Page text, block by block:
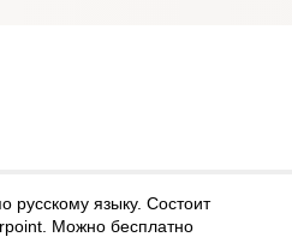
русскому языку. Состоит
Можно бесплатно